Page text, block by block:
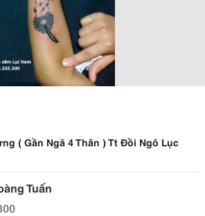
( Gần Ngã 4 Thân ) Tt Đồi Ngô Lục
Tuấn